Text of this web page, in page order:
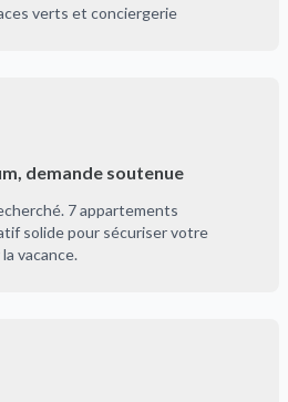
verts et conciergerie
demande soutenue
7 appartements
solide pour sécuriser votre
vacance.